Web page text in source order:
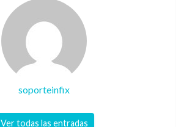
soporteinfix
Ver todas las entradas